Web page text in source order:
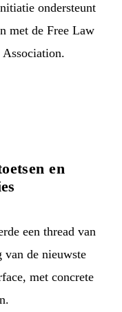
ondersteunt
met de Free Law
Association.
en
een thread van
van de nieuwste
met concrete